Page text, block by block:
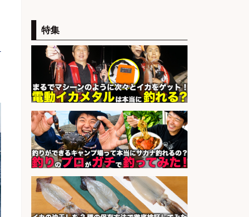
「製造」/釣り好き歓迎
会社名 広松久水産株式会社
sponsored by 求人ボックス
語学力を活かせるフィッシング用品
の「海外営業」/年休125日
会社名 株式会社ジャッカル
sponsored by 求人ボックス
魚の「バイヤー」貴方の目利きでヒ
ットを生む、裁量バイヤー募集
会社名 株式会社コムライン
sponsored by 求人ボックス
特集